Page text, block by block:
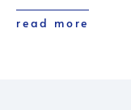
read more